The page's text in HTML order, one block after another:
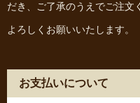
だき、ご了承のうえでご注文
よろしくお願いいたします。
お支払いについて